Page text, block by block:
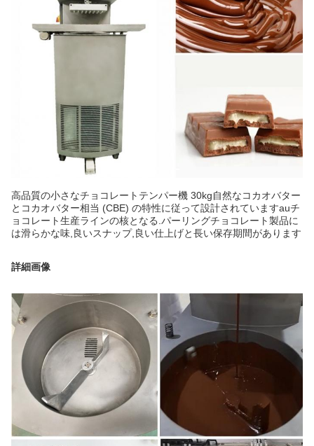
高品質の小さなチョコレートテンパー機 30kg自然なコカオバター
とコカオバター相当 (CBE) の特性に従って設計されていますauチ
ョコレート生産ラインの核となる. パーリングチョコレート製品に
は滑らかな味,良いスナップ,良い仕上げと長い保存期間があります
詳細画像